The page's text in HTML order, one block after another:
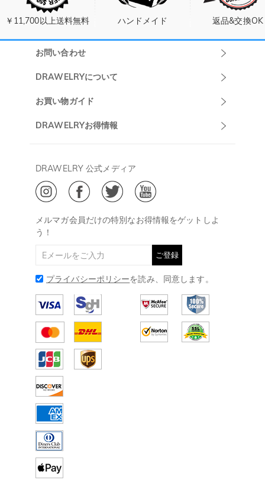
￥11,700以上送料無料 ハンドメイド 返品&交換OK
お問い合わせ
DRAWELRYについて
DRAWELRYについて
ご利用規約
ご特定商取引法に基づく表示
お買い物ガイド
発送について
ジュエリーお手入れ
Drawelry Blog
DRAWELRYお得情報
会員・ポイントについて
メルマガ会員だけの特別なお得情報をゲットしよ
う！
ご登録
プライバシーポリシーを読み、同意します。
DRAWELRY 公式メディア